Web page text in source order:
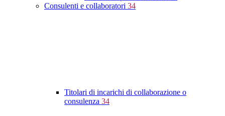
Consulenti e collaboratori 34
Titolari di incarichi di collaborazione o
consulenza 34